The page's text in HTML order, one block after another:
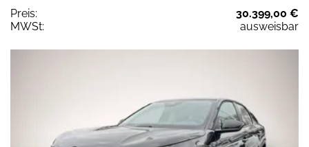
Preis:
30.399,00 €
MWSt:
ausweisbar